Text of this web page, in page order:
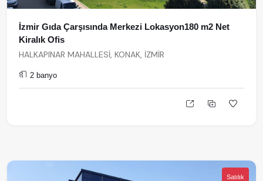
İzmir Gıda Çarşısında Merkezi Lokasyon180 m2 Net
Kiralık Ofis
HALKAPINAR MAHALLESİ, KONAK, İZMİR
2 banyo
Satılık